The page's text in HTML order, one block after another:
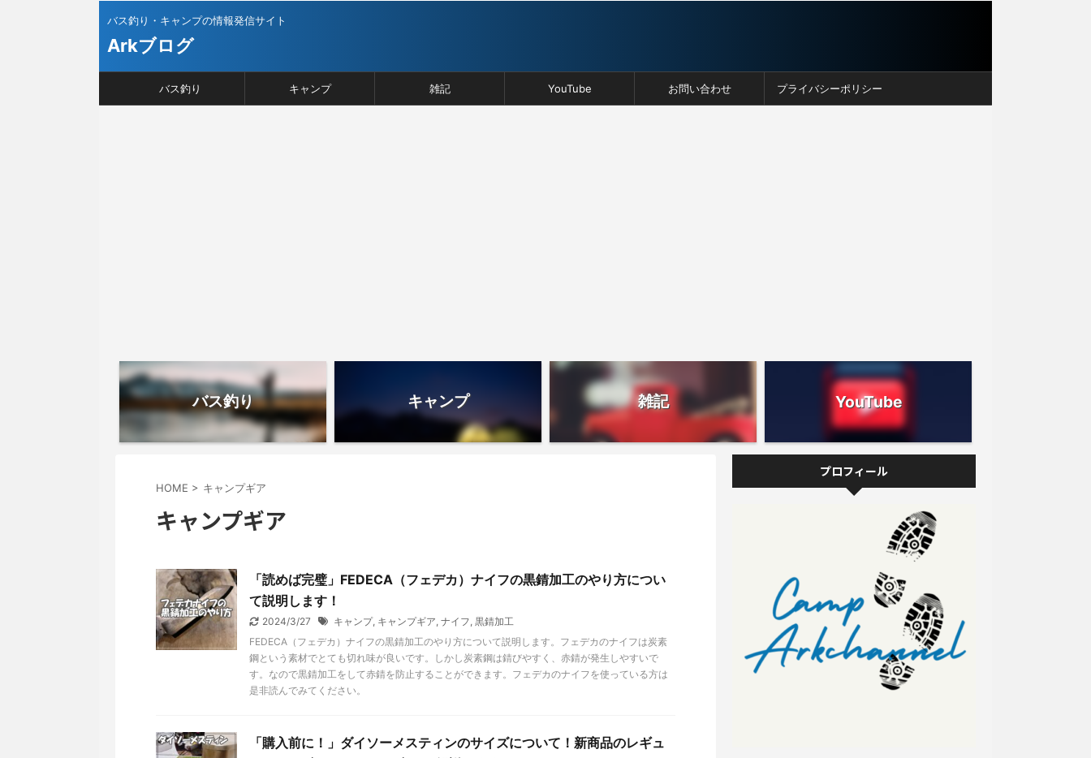
バス釣り・キャンプの情報発信サイト
Arkブログ
バス釣り キャンプ 雑記 YouTube お問い合わせ プライバシーポリシー
バス釣り キャンプ 雑記 YouTube
HOME > キャンプギア
キャンプギア
「読めば完璧」FEDECA（フェデカ）ナイフの黒錆加工のやり方につい
て説明します！
2024/3/27 キャンプ, キャンプギア, ナイフ, 黒錆加工
FEDECA（フェデカ）ナイフの黒錆加工のやり方について説明します。フェデカのナイフは炭素
鋼という素材でとても切れ味が良いです。しかし炭素鋼は錆びやすく、赤錆が発生しやすいで
す。なので黒錆加工をして赤錆を防止することができます。フェデカのナイフを使っている方は
是非読んでみてください。
「購入前に！」ダイソーメスティンのサイズについて！新商品のレギュ
プロフィール